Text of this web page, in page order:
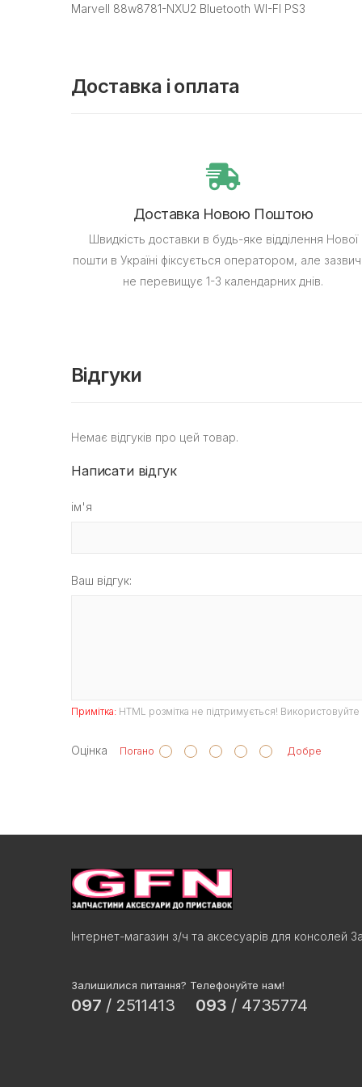
Marvell 88w8781-NXU2 Bluetooth WI-FI PS3
Доставка і оплата
Доставка Новою Поштою
Швидкість доставки в будь-яке відділення Нової
пошти в Україні фіксується оператором, але
не перевищує 1-3 календарних днів.
Відгуки
Немає відгуків про цей товар.
Написати відгук
ім'я
Ваш відгук:
Примітка: HTML розмітка не підтримується! Використовуйте
Оцінка Погано Добре
Інтернет-магазин з/ч та аксесуарів для консолей
Залишилися питання? Телефонуйте нам!
097 / 2511413 093 / 4735774